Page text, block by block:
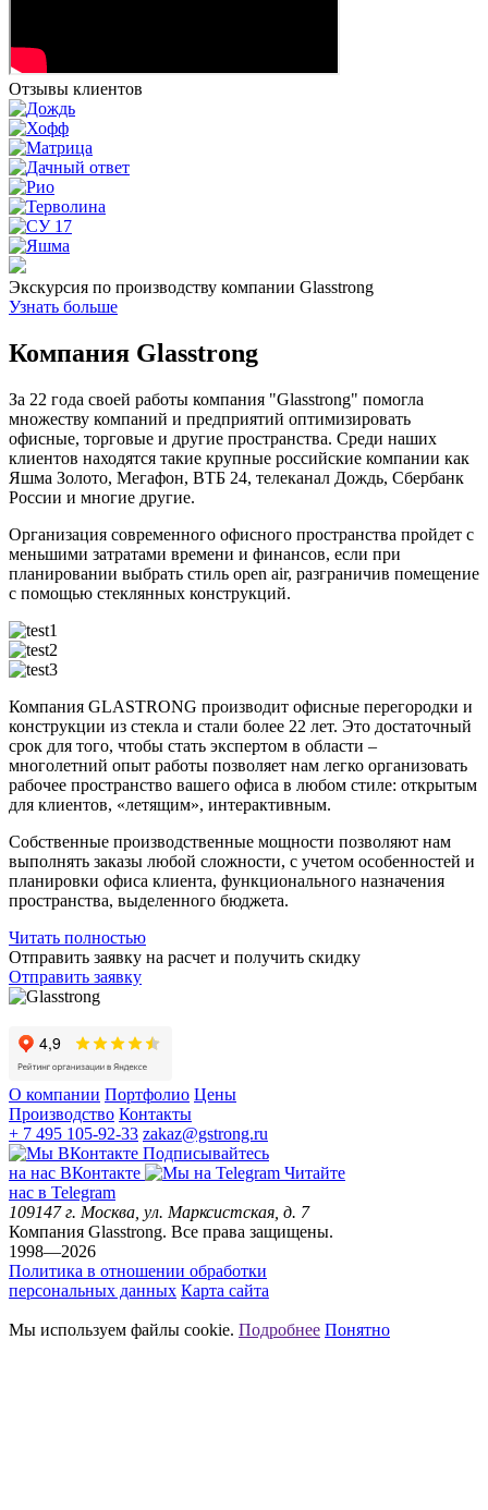
Отзывы клиентов
Экскурсия по производству компании Glasstrong
Узнать больше
Компания Glasstrong
За 22 года своей работы компания "Glasstrong" помогла
множеству компаний и предприятий оптимизировать
офисные, торговые и другие пространства. Среди наших
клиентов находятся такие крупные российские компании как
Яшма Золото, Мегафон, ВТБ 24, телеканал Дождь, Сбербанк
России и многие другие.
Организация современного офисного пространства пройдет с
меньшими затратами времени и финансов, если при
планировании выбрать стиль open air, разграничив помещение
с помощью стеклянных конструкций.
Компания GLASTRONG производит офисные перегородки и
конструкции из стекла и стали более 22 лет. Это достаточный
срок для того, чтобы стать экспертом в области –
многолетний опыт работы позволяет нам легко организовать
рабочее пространство вашего офиса в любом стиле: открытым
для клиентов, «летящим», интерактивным.
Собственные производственные мощности позволяют нам
выполнять заказы любой сложности, с учетом особенностей и
планировки офиса клиента, функционального назначения
пространства, выделенного бюджета.
Читать полностью
Отправить заявку на расчет и получить скидку
Отправить заявку
О компании Портфолио Цены
Производство Контакты
+ 7 495 105-92-33 zakaz@gstrong.ru
Подписывайтесь
на наc ВКонтакте
Читайте
нас в Telegram
109147 г. Москва ул. Марксистская, д. 7
Компания Glasstrong. Все права защищены.
1998—2026
Политика в отношении обработки
персональных данных Карта сайта
Мы используем файлы cookie. Подробнее Понятно